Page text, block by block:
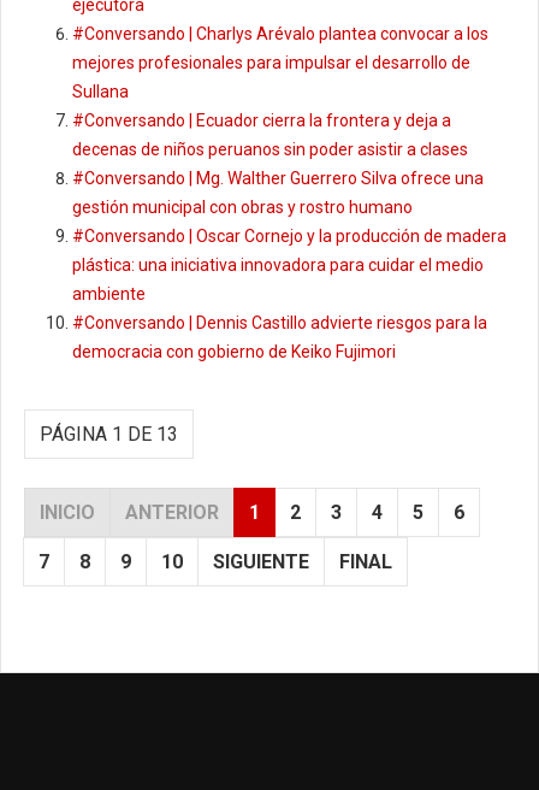
ejecutora
#Conversando | Charlys Arévalo plantea convocar a los
mejores profesionales para impulsar el desarrollo de
Sullana
#Conversando | Ecuador cierra la frontera y deja a
decenas de niños peruanos sin poder asistir a clases
#Conversando | Mg. Walther Guerrero Silva ofrece una
gestión municipal con obras y rostro humano
#Conversando | Oscar Cornejo y la producción de madera
plástica: una iniciativa innovadora para cuidar el medio
ambiente
#Conversando | Dennis Castillo advierte riesgos para la
democracia con gobierno de Keiko Fujimori
PÁGINA 1 DE 13
INICIO ANTERIOR 1 2 3 4 5 6
7 8 9 10 SIGUIENTE FINAL